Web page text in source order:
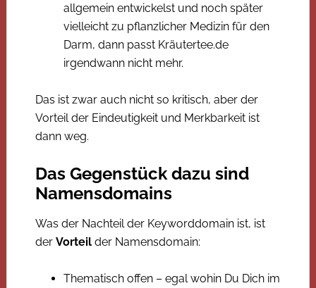
allgemein entwickelst und noch später
vielleicht zu pflanzlicher Medizin für den
Darm, dann passt Kräutertee.de
irgendwann nicht mehr.
Das ist zwar auch nicht so kritisch, aber der
Vorteil der Eindeutigkeit und Merkbarkeit ist
dann weg.
Das Gegenstück dazu sind
Namensdomains
Was der Nachteil der Keyworddomain ist, ist
der Vorteilder Namensdomain:
Thematisch offen – egal wohin Du Dich im